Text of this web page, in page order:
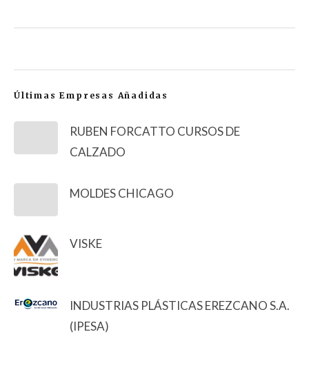
Últimas Empresas Añadidas
RUBEN FORCATTO CURSOS DE
CALZADO
MOLDES CHICAGO
VISKE
INDUSTRIAS PLÁSTICAS EREZCANO S.A.
(IPESA)